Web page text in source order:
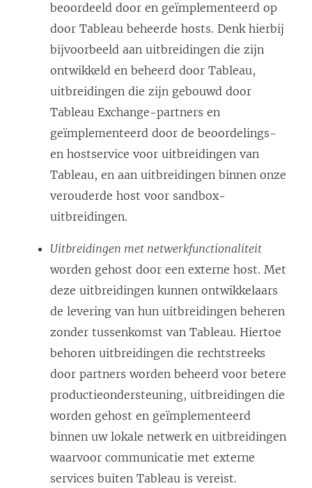
beoordeeld door en geïmplementeerd op
door Tableau beheerde hosts. Denk hierbij
bijvoorbeeld aan uitbreidingen die zijn
ontwikkeld en beheerd door Tableau,
uitbreidingen die zijn gebouwd door
Tableau Exchange-partners en
geïmplementeerd door de beoordelings-
en hostservice voor uitbreidingen van
Tableau, en aan uitbreidingen binnen onze
verouderde host voor sandbox-
uitbreidingen.
Uitbreidingen met netwerkfunctionaliteit
worden gehost door een externe host. Met
deze uitbreidingen kunnen ontwikkelaars
de levering van hun uitbreidingen beheren
zonder tussenkomst van Tableau. Hiertoe
behoren uitbreidingen die rechtstreeks
door partners worden beheerd voor betere
productieondersteuning, uitbreidingen die
worden gehost en geïmplementeerd
binnen uw lokale netwerk en uitbreidingen
waarvoor communicatie met externe
services buiten Tableau is vereist.